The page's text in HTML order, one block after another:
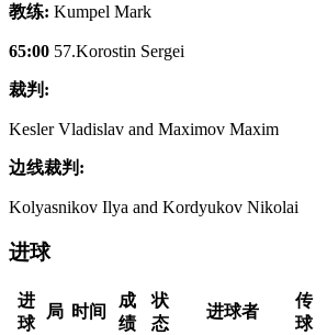
教练: Kumpel Mark
65:00 57.Korostin Sergei
裁判:
Kesler Vladislav and Maximov Maxim
边线裁判:
Kolyasnikov Ilya and Kordyukov Nikolai
进球
进
球
局 时间
成
绩
状
态
进球者
传
球